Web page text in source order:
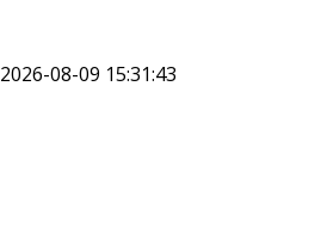
2026-08-09 15:31:43